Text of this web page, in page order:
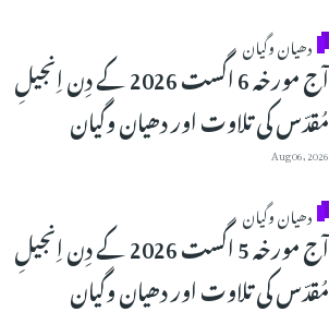
دھیان وگیان
آج مورخہ 6 اگست 2026 کے دِن اِنجیلِ
مُقدّس کی تلاوت اور دھیان وگیان
Aug 06, 2026
دھیان وگیان
آج مورخہ 5 اگست 2026 کے دِن اِنجیلِ
مُقدّس کی تلاوت اور دھیان وگیان